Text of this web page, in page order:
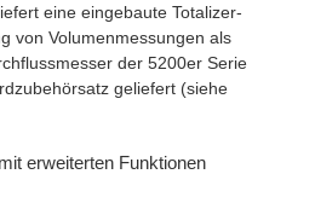
eine eingebaute Totalizer-
von Volumenmessungen als
der 5200er Serie
geliefert (siehe
erweiterten Funktionen